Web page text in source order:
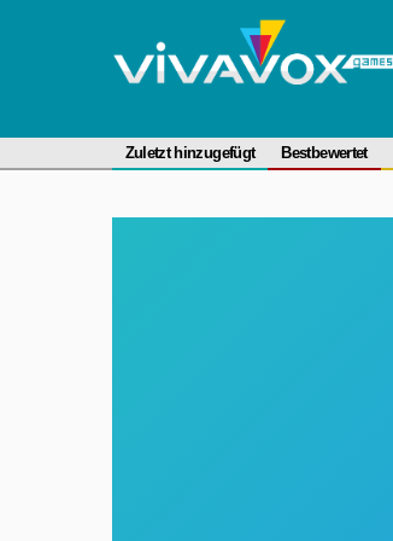
Zuletzt hinzugefügt Bestbewertet